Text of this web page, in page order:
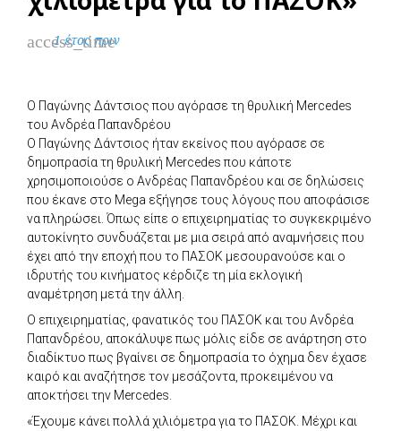
access_time
1 έτος πριν
Ο Παγώνης Δάντσιος που αγόρασε τη θρυλική Mercedes
του Ανδρέα Παπανδρέου
Ο Παγώνης Δάντσιος ήταν εκείνος που αγόρασε σε
δημοπρασία τη θρυλική Mercedes που κάποτε
χρησιμοποιούσε ο Ανδρέας Παπανδρέου και σε δηλώσεις
που έκανε στο Mega εξήγησε τους λόγους που αποφάσισε
να πληρώσει. Όπως είπε ο επιχειρηματίας το συγκεκριμένο
αυτοκίνητο συνδυάζεται με μια σειρά από αναμνήσεις που
έχει από την εποχή που το ΠΑΣΟΚ μεσουρανούσε και ο
ιδρυτής του κινήματος κέρδιζε τη μία εκλογική
αναμέτρηση μετά την άλλη.
Ο επιχειρηματίας, φανατικός του ΠΑΣΟΚ και του Ανδρέα
Παπανδρέου, αποκάλυψε πως μόλις είδε σε ανάρτηση στο
διαδίκτυο πως βγαίνει σε δημοπρασία το όχημα δεν έχασε
καιρό και αναζήτησε τον μεσάζοντα, προκειμένου να
αποκτήσει την Mercedes.
«Έχουμε κάνει πολλά χιλιόμετρα για το ΠΑΣΟΚ. Μέχρι και